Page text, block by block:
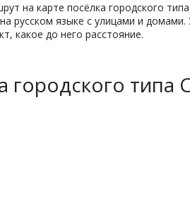
на карте посёлка городского
русском языке с улицами и домами.
какое до него расстояние.
городского типа